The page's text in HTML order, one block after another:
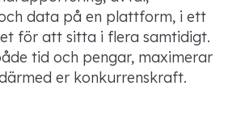
data på en plattform, i ett
för att sitta i flera samtidigt.
tid och pengar, maximerar
er konkurrenskraft.